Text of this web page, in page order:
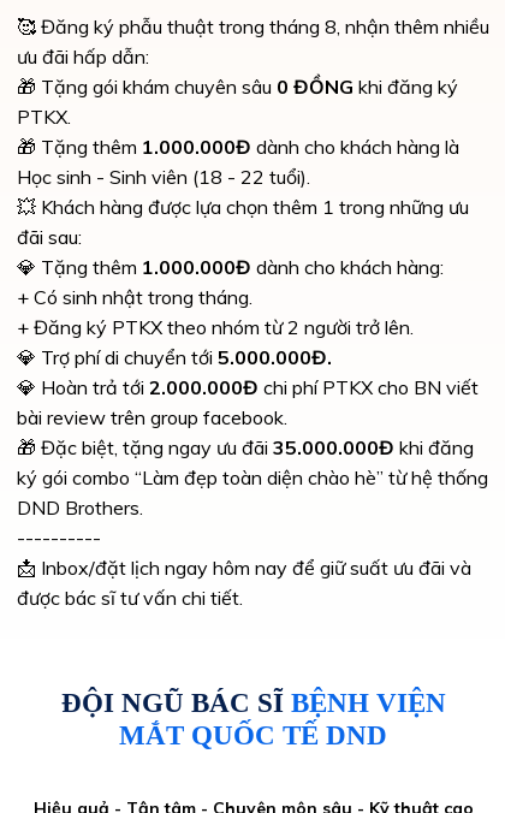
🥰 Đăng ký phẫu thuật trong tháng 8, nhận thêm nhiều
ưu đãi hấp dẫn:
🎁 Tặng gói khám chuyên sâu 0 ĐỒNG khi đăng ký
PTKX.
🎁 Tặng thêm 1.000.000Đ dành cho khách hàng là
Học sinh - Sinh viên (18 - 22 tuổi).
💥 Khách hàng được lựa chọn thêm 1 trong những ưu
đãi sau:
💎 Tặng thêm 1.000.000Đ dành cho khách hàng:
+ Có sinh nhật trong tháng.
+ Đăng ký PTKX theo nhóm từ 2 người trở lên.
💎 Trợ phí di chuyển tới 5.000.000Đ.
💎 Hoàn trả tới 2.000.000Đ chi phí PTKX cho BN viết
bài review trên group facebook.
🎁 Đặc biệt, tặng ngay ưu đãi 35.000.000Đ khi đăng
ký gói combo “Làm đẹp toàn diện chào hè” từ hệ thống
DND Brothers.
----------
📩 Inbox/đặt lịch ngay hôm nay để giữ suất ưu đãi và
được bác sĩ tư vấn chi tiết.
ĐỘI NGŨ BÁC SĨBỆNH VIỆN
MẮT QUỐC TẾ DND
Hiệu quả - Tận tâm - Chuyên môn sâu - Kỹ thuật cao